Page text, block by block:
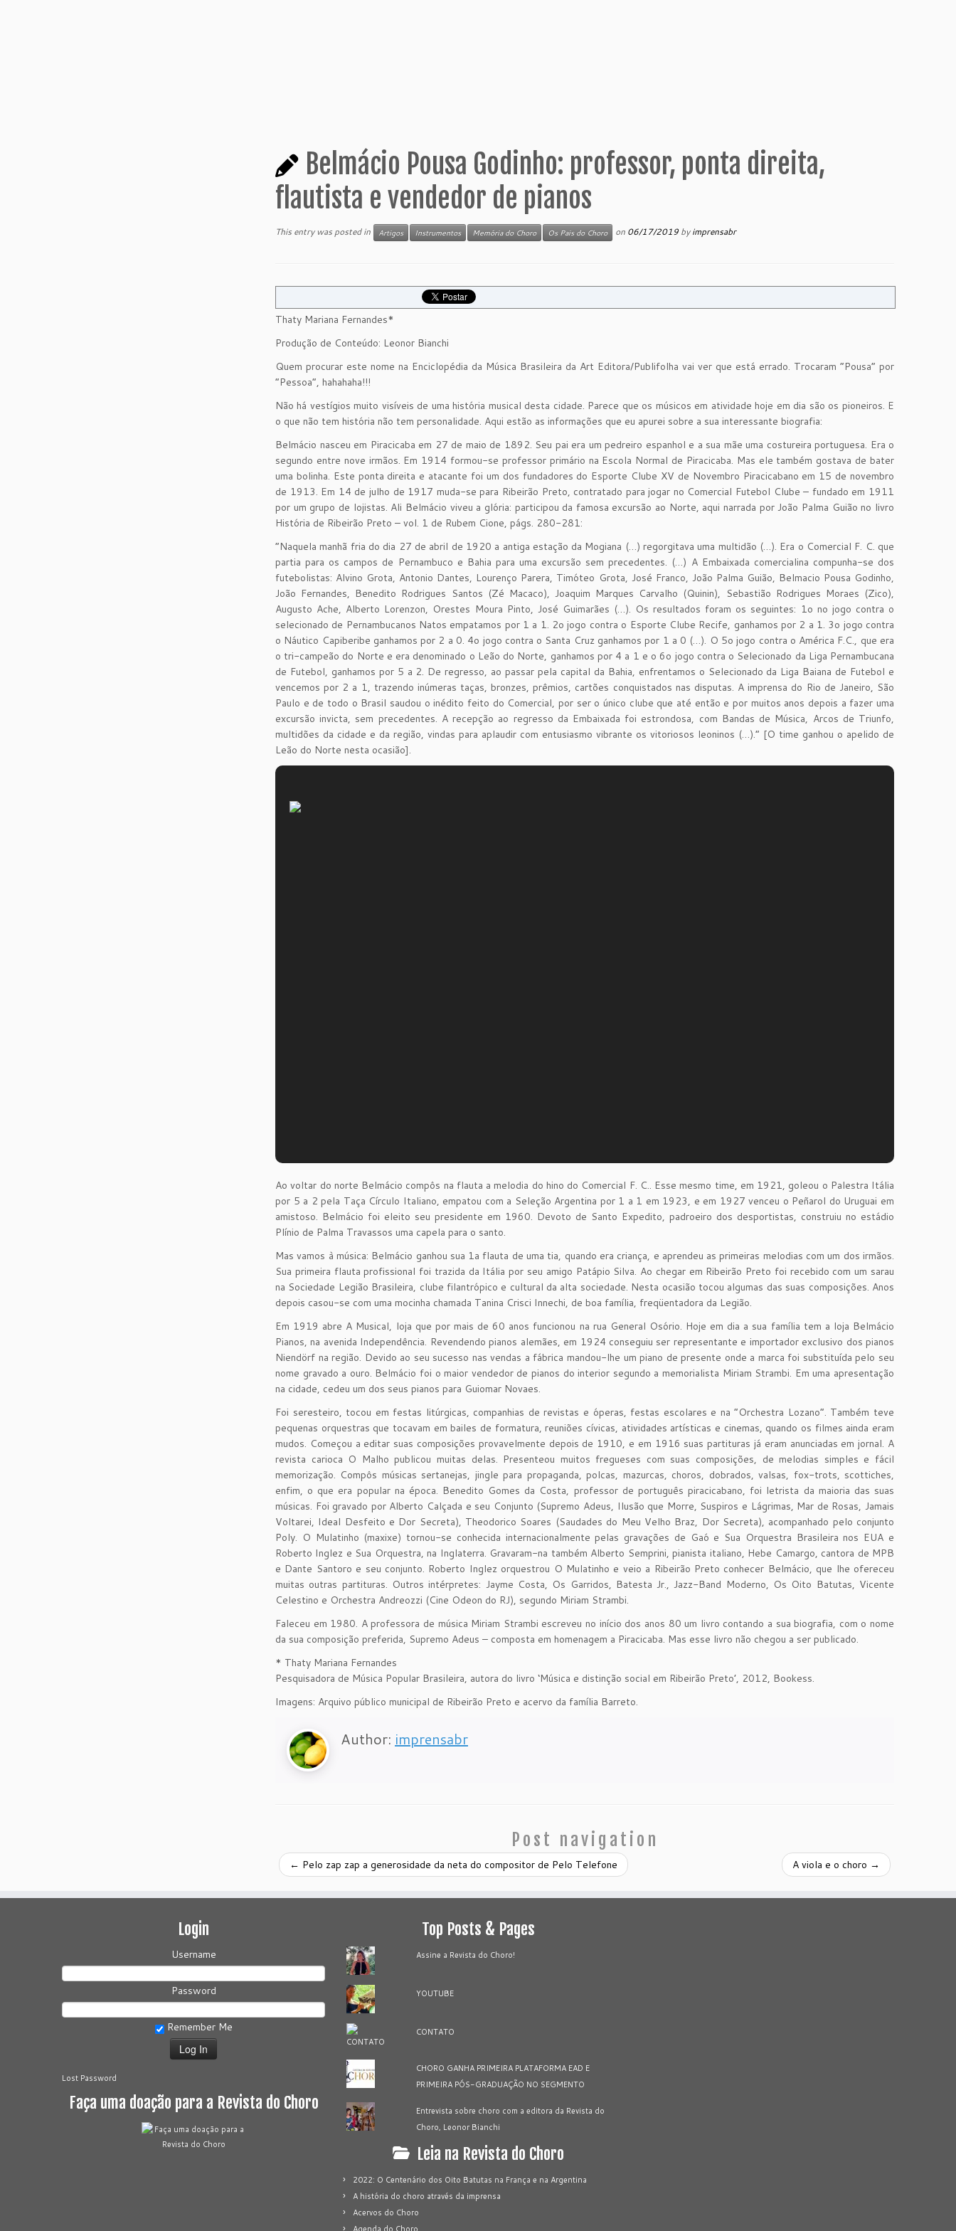
Belmácio Pousa Godinho: professor, ponta direita,
flautista e vendedor de pianos
This entry was posted in Artigos Instrumentos Memória do Choro Os Pais do Choro on 06/17/2019 byimprensabr
Thaty Mariana Fernandes*
Produção de Conteúdo: Leonor Bianchi
Quem procurar este nome na Enciclopédia da Música Brasileira da Art Editora/Publifolha vai ver que está errado. Trocaram “Pousa” por
“Pessoa”, hahahaha!!!
Não há vestígios muito visíveis de uma história musical desta cidade. Parece que os músicos em atividade hoje em dia são os pioneiros. E
o que não tem história não tem personalidade. Aqui estão as informações que eu apurei sobre a sua interessante biografia:
Belmácio nasceu em Piracicaba em 27 de maio de 1892. Seu pai era um pedreiro espanhol e a sua mãe uma costureira portuguesa. Era o
segundo entre nove irmãos. Em 1914 formou-se professor primário na Escola Normal de Piracicaba. Mas ele também gostava de bater
uma bolinha. Este ponta direita e atacante foi um dos fundadores do Esporte Clube XV de Novembro Piracicabano em 15 de novembro
de 1913. Em 14 de julho de 1917 muda-se para Ribeirão Preto, contratado para jogar no Comercial Futebol Clube – fundado em 1911
por um grupo de lojistas. Ali Belmácio viveu a glória: participou da famosa excursão ao Norte, aqui narrada por João Palma Guião no livro
História de Ribeirão Preto – vol. 1 de Rubem Cione, págs. 280-281:
“Naquela manhã fria do dia 27 de abril de 1920 a antiga estação da Mogiana (…) regorgitava uma multidão (…). Era o Comercial F. C. que
partia para os campos de Pernambuco e Bahia para uma excursão sem precedentes. (…) A Embaixada comercialina compunha-se dos
futebolistas: Alvino Grota, Antonio Dantes, Lourenço Parera, Timóteo Grota, José Franco, João Palma Guião, Belmacio Pousa Godinho,
João Fernandes, Benedito Rodrigues Santos (Zé Macaco), Joaquim Marques Carvalho (Quinin), Sebastião Rodrigues Moraes (Zico),
Augusto Ache, Alberto Lorenzon, Orestes Moura Pinto, José Guimarães (…). Os resultados foram os seguintes: 1o no jogo contra o
selecionado de Pernambucanos Natos empatamos por 1 a 1. 2o jogo contra o Esporte Clube Recife, ganhamos por 2 a 1. 3o jogo contra
o Náutico Capiberibe ganhamos por 2 a 0. 4o jogo contra o Santa Cruz ganhamos por 1 a 0 (…). O 5o jogo contra o América F.C., que era
o tri-campeão do Norte e era denominado o Leão do Norte, ganhamos por 4 a 1 e o 6o jogo contra o Selecionado da Liga Pernambucana
de Futebol, ganhamos por 5 a 2. De regresso, ao passar pela capital da Bahia, enfrentamos o Selecionado da Liga Baiana de Futebol e
vencemos por 2 a 1, trazendo inúmeras taças, bronzes, prêmios, cartões conquistados nas disputas. A imprensa do Rio de Janeiro, São
Paulo e de todo o Brasil saudou o inédito feito do Comercial, por ser o único clube que até então e por muitos anos depois a fazer uma
excursão invicta, sem precedentes. A recepção ao regresso da Embaixada foi estrondosa, com Bandas de Música, Arcos de Triunfo,
multidões da cidade e da região, vindas para aplaudir com entusiasmo vibrante os vitoriosos leoninos (…).” [O time ganhou o apelido de
Leão do Norte nesta ocasião].
Ao voltar do norte Belmácio compôs na flauta a melodia do hino do Comercial F. C.. Esse mesmo time, em 1921, goleou o Palestra Itália
por 5 a 2 pela Taça Círculo Italiano, empatou com a Seleção Argentina por 1 a 1 em 1923, e em 1927 venceu o Peñarol do Uruguai em
amistoso. Belmácio foi eleito seu presidente em 1960. Devoto de Santo Expedito, padroeiro dos desportistas, construiu no estádio
Plínio de Palma Travassos uma capela para o santo.
Mas vamos à música: Belmácio ganhou sua 1a flauta de uma tia, quando era criança, e aprendeu as primeiras melodias com um dos irmãos.
Sua primeira flauta profissional foi trazida da Itália por seu amigo Patápio Silva. Ao chegar em Ribeirão Preto foi recebido com um sarau
na Sociedade Legião Brasileira, clube filantrópico e cultural da alta sociedade. Nesta ocasião tocou algumas das suas composições. Anos
depois casou-se com uma mocinha chamada Tanina Crisci Innechi, de boa família, freqüentadora da Legião.
Em 1919 abre A Musical, loja que por mais de 60 anos funcionou na rua General Osório. Hoje em dia a sua família tem a loja Belmácio
Pianos, na avenida Independência. Revendendo pianos alemães, em 1924 conseguiu ser representante e importador exclusivo dos pianos
Niendörf na região. Devido ao seu sucesso nas vendas a fábrica mandou-lhe um piano de presente onde a marca foi substituída pelo seu
nome gravado a ouro. Belmácio foi o maior vendedor de pianos do interior segundo a memorialista Miriam Strambi. Em uma apresentação
na cidade, cedeu um dos seus pianos para Guiomar Novaes.
Foi seresteiro, tocou em festas litúrgicas, companhias de revistas e óperas, festas escolares e na “Orchestra Lozano”. Também teve
pequenas orquestras que tocavam em bailes de formatura, reuniões cívicas, atividades artísticas e cinemas, quando os filmes ainda eram
mudos. Começou a editar suas composições provavelmente depois de 1910, e em 1916 suas partituras já eram anunciadas em jornal. A
revista carioca O Malho publicou muitas delas. Presenteou muitos fregueses com suas composições, de melodias simples e fácil
memorização. Compôs músicas sertanejas, jingle para propaganda, polcas, mazurcas, choros, dobrados, valsas, fox-trots, scottiches,
enfim, o que era popular na época. Benedito Gomes da Costa, professor de português piracicabano, foi letrista da maioria das suas
músicas. Foi gravado por Alberto Calçada e seu Conjunto (Supremo Adeus, Ilusão que Morre, Suspiros e Lágrimas, Mar de Rosas, Jamais
Voltarei, Ideal Desfeito e Dor Secreta), Theodorico Soares (Saudades do Meu Velho Braz, Dor Secreta), acompanhado pelo conjunto
Poly. O Mulatinho (maxixe) tornou-se conhecida internacionalmente pelas gravações de Gaó e Sua Orquestra Brasileira nos EUA e
Roberto Inglez e Sua Orquestra, na Inglaterra. Gravaram-na também Alberto Semprini, pianista italiano, Hebe Camargo, cantora de MPB
e Dante Santoro e seu conjunto. Roberto Inglez orquestrou O Mulatinho e veio a Ribeirão Preto conhecer Belmácio, que lhe ofereceu
muitas outras partituras. Outros intérpretes: Jayme Costa, Os Garridos, Batesta Jr., Jazz-Band Moderno, Os Oito Batutas, Vicente
Celestino e Orchestra Andreozzi (Cine Odeon do RJ), segundo Miriam Strambi.
Faleceu em 1980. A professora de música Miriam Strambi escreveu no início dos anos 80 um livro contando a sua biografia, com o nome
da sua composição preferida, Supremo Adeus – composta em homenagem a Piracicaba. Mas esse livro não chegou a ser publicado.
* Thaty Mariana Fernandes
Pesquisadora de Música Popular Brasileira, autora do livro ‘Música e distinção social em Ribeirão Preto’, 2012, Bookess.
Imagens: Arquivo público municipal de Ribeirão Preto e acervo da família Barreto.
Author: imprensabr
Post navigation
← Pelo zap zap a generosidade da neta do compositor de Pelo Telefone A viola e o choro →
Login
Username
Password
Remember Me
Lost Password
Faça uma doação para a Revista do Choro
Top Posts & Pages
Assine a Revista do Choro!
YOUTUBE
CONTATO
CHORO GANHA PRIMEIRA PLATAFORMA EAD E
PRIMEIRA PÓS-GRADUAÇÃO NO SEGMENTO
Entrevista sobre choro com a editora da Revista do
Choro, Leonor Bianchi
Leia na Revista do Choro
2022: O Centenário dos Oito Batutas na França e na Argentina
A história do choro através da imprensa
Acervos do Choro